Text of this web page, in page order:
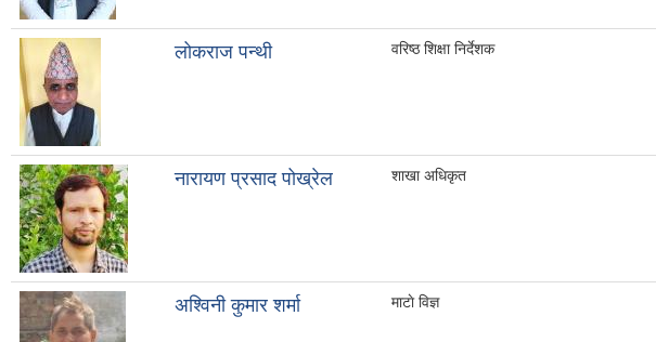
लोकराज पन्थी वरिष्ठ शिक्षा निर्देशक
नारायण प्रसाद पोख्रेल शाखा अधिकृत
अश्विनी कुमार शर्मा माटाे विज्ञ